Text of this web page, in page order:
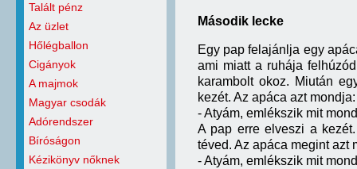
Talált pénz
Az üzlet
Hőlégballon
Cigányok
A majmok
Magyar csodák
Adórendszer
Bíróságon
Kézikönyv nőknek
Második lecke
Egy pap felajánlja egy
ami miatt a ruhája
karambolt okoz. Miután
kezét. Az apáca azt mondja:
- Atyám, emlékszik mit
A pap erre elveszi a
téved. Az apáca megint azt
- Atyám, emlékszik mit